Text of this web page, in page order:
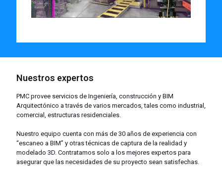
Nuestros expertos
PMC provee servicios de Ingeniería, construcción y BIM
Arquitectónico a través de varios mercados, tales como industrial,
comercial, estructuras residenciales.
Nuestro equipo cuenta con más de 30 años de experiencia con
“escaneo a BIM” y otras técnicas de captura de la realidad y
modelado 3D. Contratamos solo a los mejores expertos para
asegurar que las necesidades de su proyecto sean satisfechas.